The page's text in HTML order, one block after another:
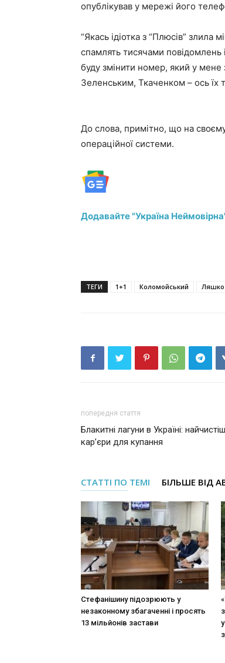
опублікував у мережі його
“Якась ідіотка з “Плюсів”
спамлять тисячами
буду змінити номер, який у
Зеленським, Ткаченком – ось їх
До слова, примітно, що на
операційної системи.
Додавайте "Україна
ТЕГИ 1+1 Коломойський Ляшко
попередня стаття
Блакитні лагуни в Україні:
кар’єри для купання
СТАТТІ ПО ТЕМІ БІЛЬШЕ ВІД
Стефанішину підозрюють у
незаконному збагаченні і просять
13 мільйонів застави